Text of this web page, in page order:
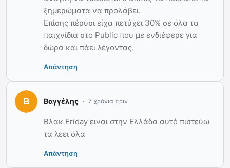
ξημερώματα να προλάβει.
Επίσης πέρυσι είχα πετύχει 30% σε όλα τα
παιχνίδια στο Public που με ενδιέφερε για
δώρα και πάει λέγοντας.
Απάντηση
Βαγγέλης 7 χρόνια πριν
Βλακ Friday ειναι στην Ελλάδα αυτό πιστεύω
τα λέει όλα
Απάντηση